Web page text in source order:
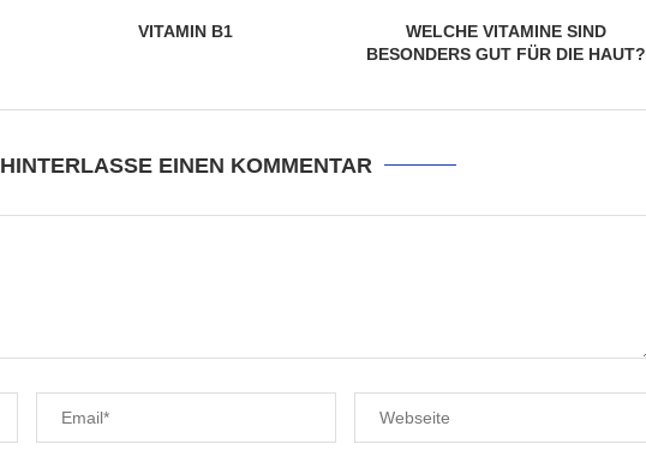
VITAMIN B1
WELCHE VITAMINE SIND
BESONDERS GUT FÜR DIE HAUT?
HINTERLASSE EINEN KOMMENTAR